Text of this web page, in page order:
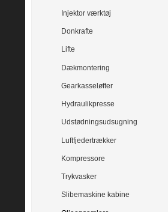
Injektor værktøj
Donkrafte
Lifte
Dækmontering
Gearkasseløfter
Hydraulikpresse
Udstødningsudsugning
Luftfjedertrækker
Kompressore
Trykvasker
Slibemaskine kabine